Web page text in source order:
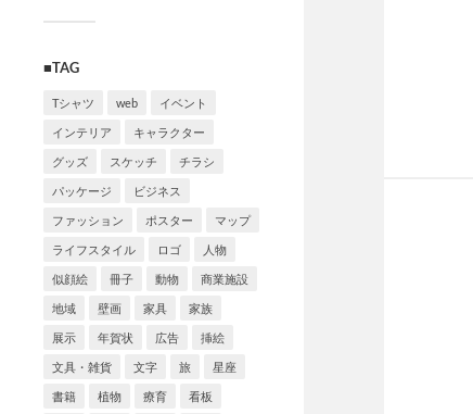
■TAG
Tシャツ web イベント
インテリア キャラクター
グッズ スケッチ チラシ
パッケージ ビジネス
ファッション ポスター マップ
ライフスタイル ロゴ 人物
似顔絵 冊子 動物 商業施設
地域 壁画 家具 家族
展示 年賀状 広告 挿絵
文具・雑貨 文字 旅 星座
書籍 植物 療育 看板